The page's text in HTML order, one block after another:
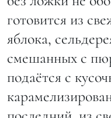
готовится из
яблока,
смешанных с
подаётся с